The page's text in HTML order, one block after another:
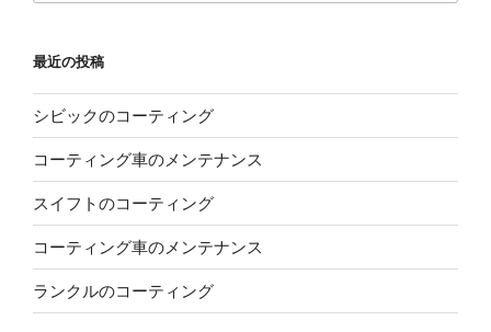
最近の投稿
シビックのコーティング
コーティング車のメンテナンス
スイフトのコーティング
コーティング車のメンテナンス
ランクルのコーティング